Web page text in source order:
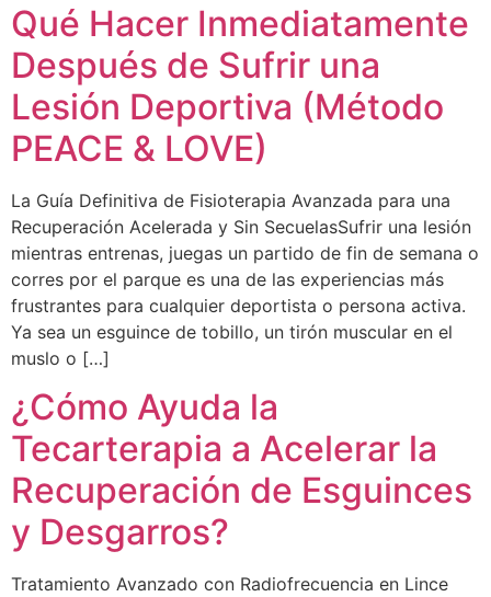
Qué Hacer Inmediatamente
Después de Sufrir una
Lesión Deportiva (Método
PEACE & LOVE)
La Guía Definitiva de Fisioterapia Avanzada para una
Recuperación Acelerada y Sin SecuelasSufrir una lesión
mientras entrenas, juegas un partido de fin de semana o
corres por el parque es una de las experiencias más
frustrantes para cualquier deportista o persona activa.
Ya sea un esguince de tobillo, un tirón muscular en el
muslo o […]
¿Cómo Ayuda la
Tecarterapia a Acelerar la
Recuperación de Esguinces
y Desgarros?
Tratamiento Avanzado con Radiofrecuencia en Lince